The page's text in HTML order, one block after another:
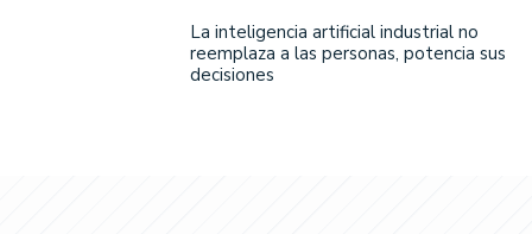
La inteligencia artificial industrial no
reemplaza a las personas, potencia sus
decisiones